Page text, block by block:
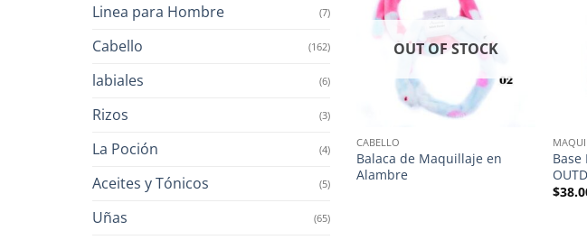
Linea para Hombre (7)
Cabello (162)
labiales (6)
Rizos (3)
La Poción (4)
Aceites y Tónicos (5)
Uñas (65)
OUT OF STOCK
CABELLO
Balaca de Maquillaje en
Alambre
$